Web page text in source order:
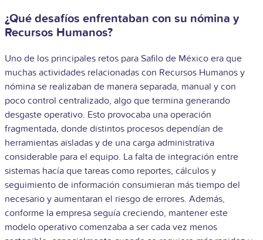
¿Qué desafíos enfrentaban con su nómina y
Recursos Humanos?
Uno de los principales retos para Safilo de México era que
muchas actividades relacionadas con Recursos Humanos y
nómina se realizaban de manera separada, manual y con
poco control centralizado, algo que termina generando
desgaste operativo. Esto provocaba una operación
fragmentada, donde distintos procesos dependían de
herramientas aisladas y de una carga administrativa
considerable para el equipo. La falta de integración entre
sistemas hacía que tareas como reportes, cálculos y
seguimiento de información consumieran más tiempo del
necesario y aumentaran el riesgo de errores. Además,
conforme la empresa seguía creciendo, mantener este
modelo operativo comenzaba a ser cada vez menos